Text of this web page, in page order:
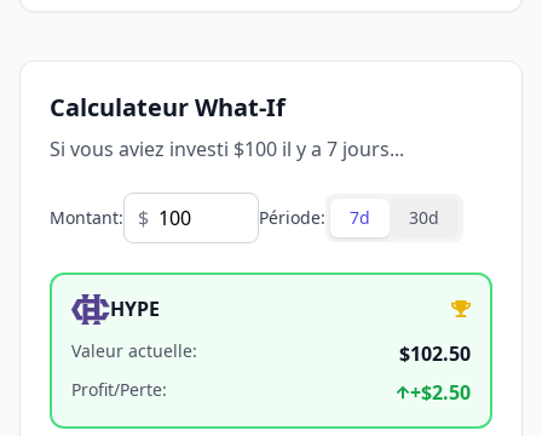
Calculateur What-If
Si vous aviez investi $100 il y a 7 jours...
Montant: $ Période: 7d 30d
HYPE
Valeur actuelle: $102.50
Profit/Perte: +$2.50